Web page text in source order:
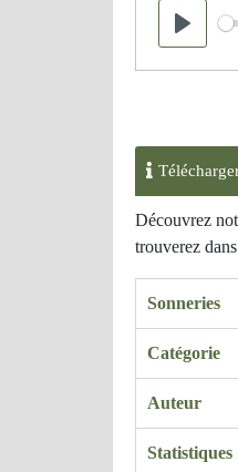
Play
Découvrez
trouverez
Sonneries
Catégorie
Auteur
Statistiques